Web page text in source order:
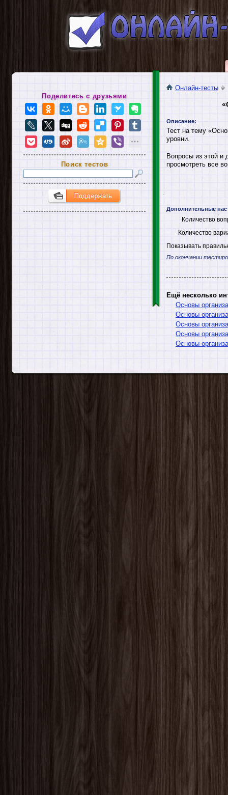
Онлайн-тесты
Описание:
Тест на тему
уровни.
Вопросы из этой и
просмотреть все
Дополнительные
Количество
Количество
Показывать
По окончании
Ещё несколько
Основы
Основы
Основы
Основы
Основы
Поделитесь с друзьями
Поиск тестов